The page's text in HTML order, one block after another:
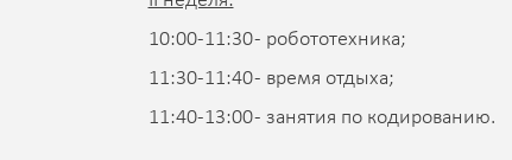
10:00-11:30 - робототехника;
11:30-11:40 - время отдыха;
11:40-13:00 - занятия по кодированию.